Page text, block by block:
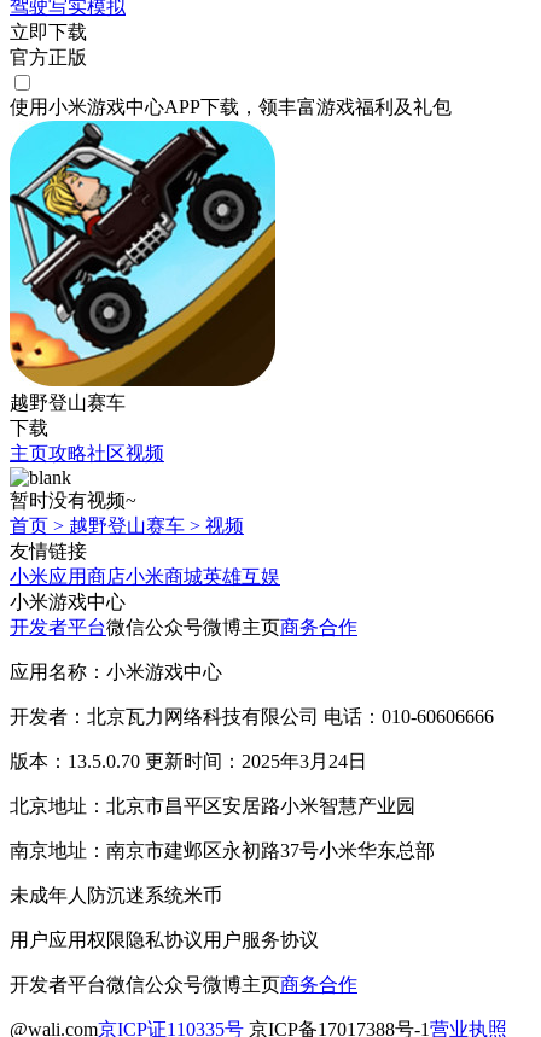
驾驶写实模拟
立即下载
官方正版
使用小米游戏中心APP下载 ，领丰富游戏福利 及礼包
越野登山赛车
下载
主页攻略社区视频
暂时没有视频~
首页 > 越野登山赛车 > 视频
友情链接
小米应用商店小米商城英雄互娱
小米游戏中心
开发者平台微信公众号微博主页商务合作
应用名称：小米游戏中心
开发者：北京瓦力网络科技有限公司 电话：010-60606666
版本：13.5.0.70 更新时间：2025年3月24日
北京地址：北京市昌平区安居路小米智慧产业园
南京地址：南京市建邺区永初路37号小米华东总部
未成年人防沉迷系统米币
用户应用权限隐私协议用户服务协议
开发者平台微信公众号微博主页商务合作
@wali.com京ICP证110335号 京ICP备17017388号-1营业执照